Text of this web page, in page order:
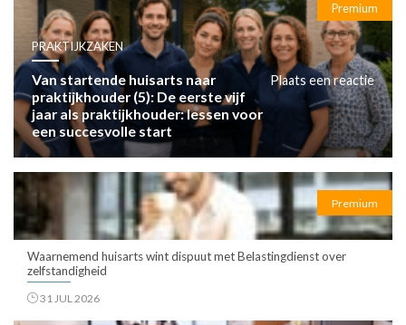
Premium
PRAKTIJKZAKEN
Van startende huisarts naar
praktijkhouder (5): De eerste vijf
jaar als praktijkhouder: lessen voor
een succesvolle start
Plaats een reactie
Premium
Waarnemend huisarts wint dispuut met Belastingdienst over
zelfstandigheid
31 JUL 2026